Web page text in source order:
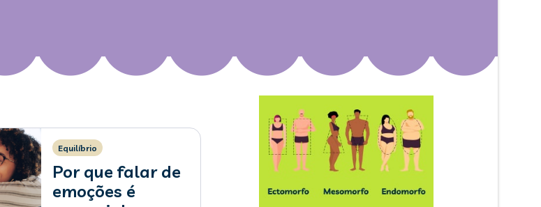
Equilíbrio
Por que falar de
emoções é